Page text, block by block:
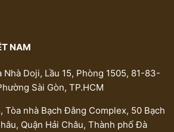
NAM
Nhà Doji, Lầu 15, Phòng 1505, 81-83-
Sài Gòn, TP.HCM
Tòa nhà Bạch Đằng Complex, 50 Bạch
Quận Hải Châu, Thành phố Đà